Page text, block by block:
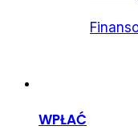
WPŁAĆ